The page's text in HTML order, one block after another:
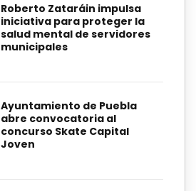
Roberto Zataráin impulsa
iniciativa para proteger la
salud mental de servidores
municipales
Ayuntamiento de Puebla
abre convocatoria al
concurso Skate Capital
Joven